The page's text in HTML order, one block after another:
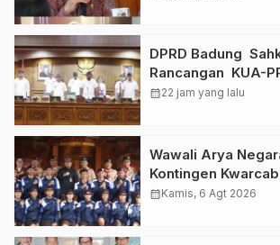
DPRD Badung
Rancangan KUA-
Anggaran
calendar_month22 jam yang lalu
Wawali Arya
Kontingen
Menuju Jambore
calendar_monthKamis, 6 Agt 2026